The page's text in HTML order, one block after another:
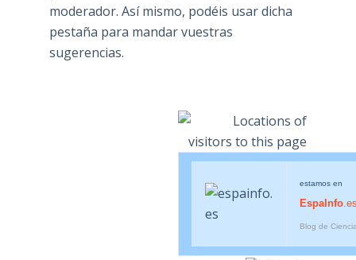
moderador. Así mismo, podéis usar dicha
pestaña para mandar vuestras
sugerencias.
estamos en
EspaInfo
Blog de